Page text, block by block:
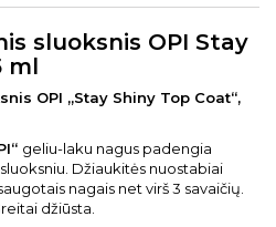
sluoksnis OPI Stay
ml
OPI „Stay Shiny Top Coat“,
geliu-laku nagus padengia
Džiaukitės nuostabiai
nagais net virš 3 savaičių.
džiūsta.